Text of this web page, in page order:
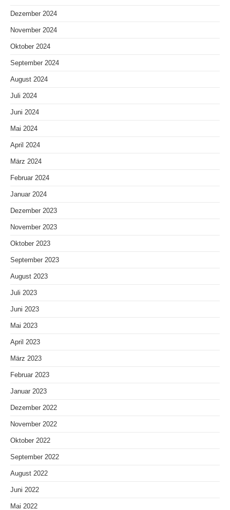
Dezember 2024
November 2024
Oktober 2024
September 2024
August 2024
Juli 2024
Juni 2024
Mai 2024
April 2024
März 2024
Februar 2024
Januar 2024
Dezember 2023
November 2023
Oktober 2023
September 2023
August 2023
Juli 2023
Juni 2023
Mai 2023
April 2023
März 2023
Februar 2023
Januar 2023
Dezember 2022
November 2022
Oktober 2022
September 2022
August 2022
Juni 2022
Mai 2022